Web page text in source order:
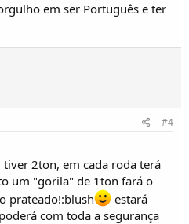
em ser Português e ter
#4
2ton, em cada roda terá
um "gorila" de 1ton fará o
prateado!:blush
estará
com toda a segurança